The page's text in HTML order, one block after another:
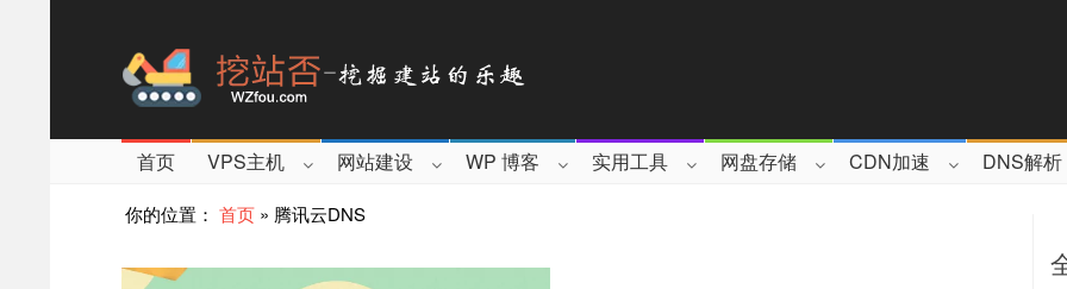
首页 VPS主机 网站建设 WP 博客 实用工具 网盘存储 CDN加速 DNS解析
你的位置： 首页 » 腾讯云DNS